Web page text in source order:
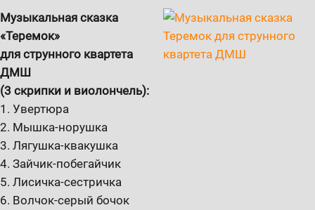
Музыкальная сказка
«Теремок»
для струнного квартета
ДМШ
(3 скрипки и виолончель):
1. Увертюра
2. Мышка-норушка
3. Лягушка-квакушка
4. Зайчик-побегайчик
5. Лисичка-сестричка
6. Волчок-серый бочок